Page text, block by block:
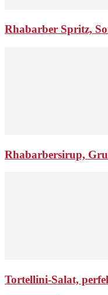
Rhabarber Spritz,
Rhabarbersirup,
Tortellini-Salat,